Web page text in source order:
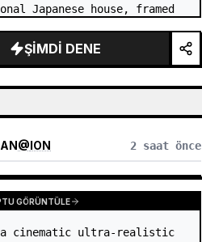
Japanese house, framed
She wears a white sailor-
uniform top w…
ŞIMDI DENE
@ION 2 saat önce
GÖRÜNTÜLE
a cinematic ultra-realistic